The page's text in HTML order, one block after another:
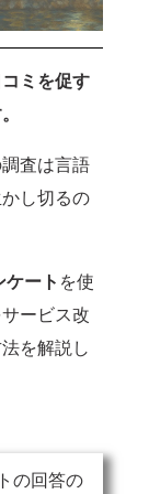
ミを促す
査は言語
し切るの
ート を使
ービス改
を解説し
の回答の